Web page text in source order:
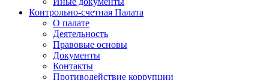
Контрольно-счетная Палата
О палате
Деятельность
Правовые основы
Документы
Контакты
Противодействие коррупции